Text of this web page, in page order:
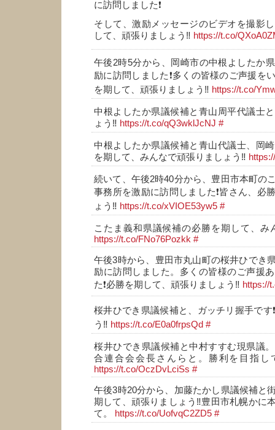
に訪問しました❗
そして、激励メッセージのビデオを撮影
して、頑張りましょう‼️ https://t.co/
午後2時5分から、岡崎市の中根よしたか
励に訪問しました❗多くの皆様のご声援を
を期して、頑張りましょう‼️ https://t.co/
中根よしたか県議候補と青山周平代議士
ょう‼️ https://t.co/qQ3wklJcNJ #
中根よしたか県議候補と青山代議士、岡
を期して、みんなで頑張りましょう‼️
続いて、午後2時40分から、豊田市本町の
事務所を激励に訪問しました❗皆さん、必
ょう‼️ https://t.co/xVIOE53yw5 #
こたま義和県議候補の必勝を期して、み
https://t.co/FNo76Pozkk #
午後3時から、豊田市丸山町の桜井ひでき
励に訪問しました。多くの皆様のご声援
た❗必勝を期して、頑張りましょう‼️ https://
桜井ひでき県議候補と、ガッチリ握手です
う‼️ https://t.co/E0a0frpsQd #
桜井ひでき県議候補と中村すすむ現県議
合連合会会長さんらと。勝利を目指し
https://t.co/OczDvLciSs #
午後3時20分から、加藤たかし県議候補と
期して、頑張りましょう‼️豊田市札幌かに
て。
https://t.co/UofvqC2ZD5 #